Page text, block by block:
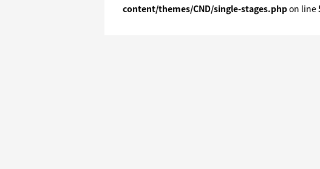
content/themes/CND/single-stages.phpon line